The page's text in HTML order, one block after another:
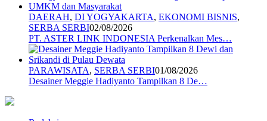
DAERAH, DI YOGYAKARTA, EKONOMI BISNIS,
SERBA SERBI02/08/2026
PT. ASTER LINK INDONESIA Perkenalkan Mes…
PARAWISATA, SERBA SERBI01/08/2026
Desainer Meggie Hadiyanto Tampilkan 8 De…